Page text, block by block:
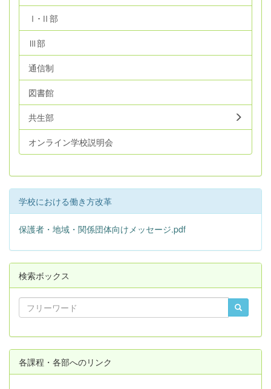
Ⅰ･Ⅱ部
Ⅲ部
通信制
図書館
共生部
オンライン学校説明会
学校における働き方改革
保護者・地域・関係団体向けメッセージ.pdf
検索ボックス
各課程・各部へのリンク